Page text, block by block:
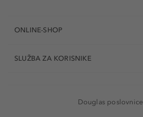
ONLINE-SHOP
SLUŽBA ZA KORISNIKE
Douglas poslovnice